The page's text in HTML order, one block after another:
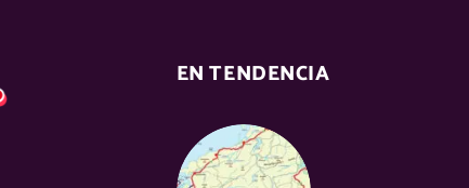
EN TENDENCIA